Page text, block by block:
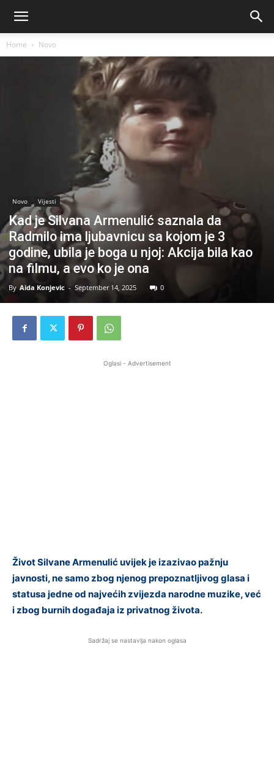
Home Novo
Novo Vijesti
Kad je Silvana Armenulić saznala da
Radmilo ima ljubavnicu sa kojom je 3
godine, ubila je boga u njoj: Akcija bila kao
na filmu, a evo ko je ona
By Aida Konjevic - September 14, 2025 0
Oglasi - Advertisement
Život Silvane Armenulić uvijek je izazivao pažnju
javnosti, ne samo zbog njenog prepoznatljivog glasa i
statusa jedne od najvećih zvijezda narodne muzike, već
i zbog burnih događaja iz privatnog života.
Sadržaj se nastavlja nakon oglasa